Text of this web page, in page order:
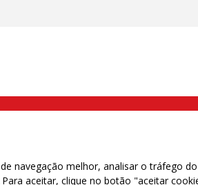
SP | Telefone (11) 2108 9200 - Fax (11) 2108
navegação melhor, analisar o tráfego
Para aceitar, clique no botão "aceitar